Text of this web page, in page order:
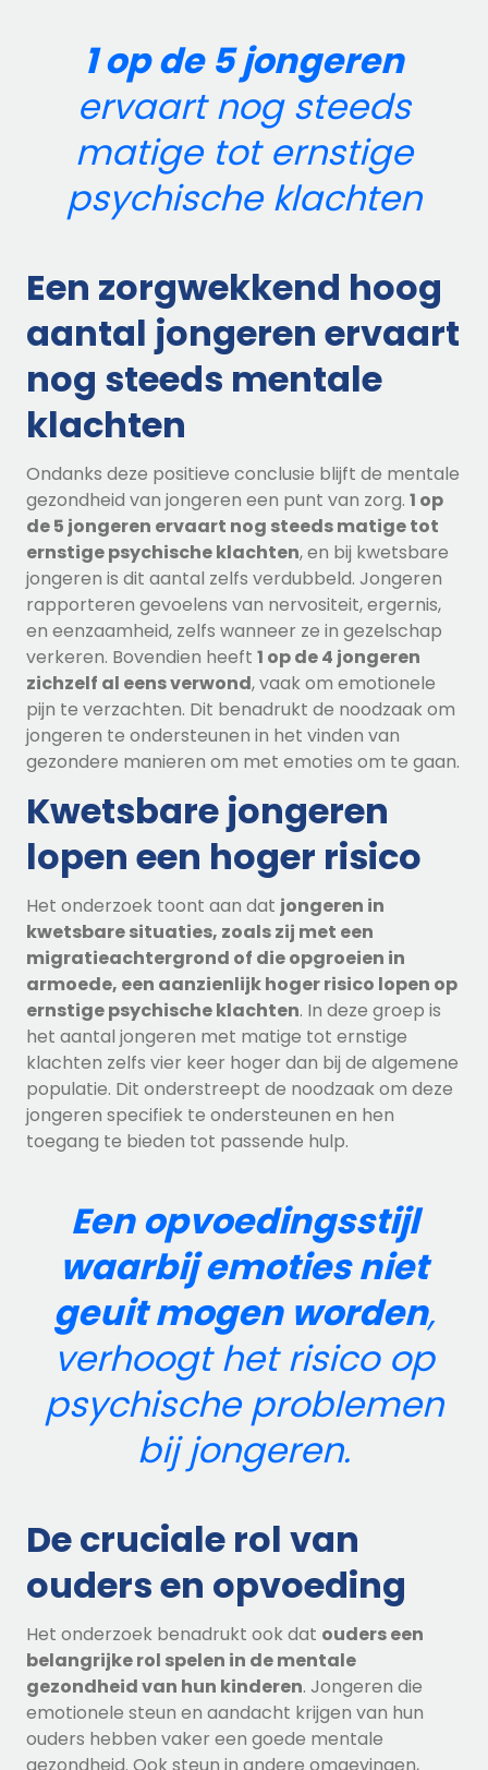
1 op de 5 jongeren
ervaart nog steeds
matige tot ernstige
psychische klachten
Een zorgwekkend hoog
aantal jongeren ervaart
nog steeds mentale
klachten
Ondanks deze positieve conclusie blijft de mentale
gezondheid van jongeren een punt van zorg. 1 op
de 5 jongeren ervaart nog steeds matige tot
ernstige psychische klachten, en bij kwetsbare
jongeren is dit aantal zelfs verdubbeld. Jongeren
rapporteren gevoelens van nervositeit, ergernis,
en eenzaamheid, zelfs wanneer ze in gezelschap
verkeren. Bovendien heeft 1 op de 4 jongeren
zichzelf al eens verwond, vaak om emotionele
pijn te verzachten. Dit benadrukt de noodzaak om
jongeren te ondersteunen in het vinden van
gezondere manieren om met emoties om te gaan.
Kwetsbare jongeren
lopen een hoger risico
Het onderzoek toont aan dat jongeren in
kwetsbare situaties, zoals zij met een
migratieachtergrond of die opgroeien in
armoede, een aanzienlijk hoger risico lopen op
ernstige psychische klachten. In deze groep is
het aantal jongeren met matige tot ernstige
klachten zelfs vier keer hoger dan bij de algemene
populatie. Dit onderstreept de noodzaak om deze
jongeren specifiek te ondersteunen en hen
toegang te bieden tot passende hulp.
Een opvoedingsstijl
waarbij emoties niet
geuit mogen worden,
verhoogt het risico op
psychische problemen
bij jongeren.
De cruciale rol van
ouders en opvoeding
Het onderzoek benadrukt ook dat ouders een
belangrijke rol spelen in de mentale
gezondheid van hun kinderen. Jongeren die
emotionele steun en aandacht krijgen van hun
ouders hebben vaker een goede mentale